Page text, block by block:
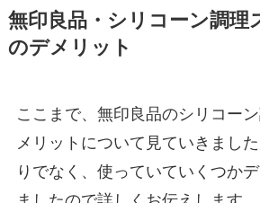
無印良品・シリコーン調理
のデメリット
ここまで、無印良品のシリコー
メリットについて見ていきまし
りでなく、使っていていくつか